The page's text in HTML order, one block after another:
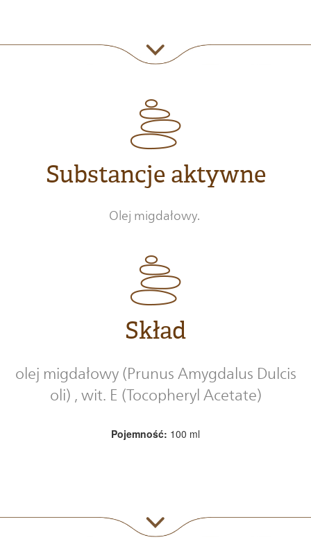
Substancje aktywne
Olej migdałowy.
Skład
olej migdałowy (Prunus Amygdalus Dulcis
oli) , wit. E (Tocopheryl Acetate)
Pojemność: 100 ml